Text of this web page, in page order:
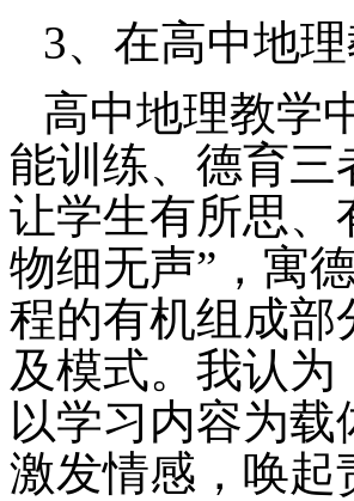
3、在高中地
高中地理教学
能训练、德育
让学生有所思、
物细无声”，寓
程的有机组成部
及模式。我认
以学习内容为
激发情感，唤起